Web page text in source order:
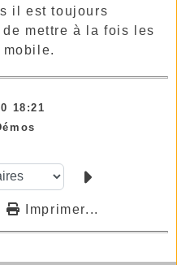
il est toujours
mettre à la fois les
18:21
Imprimer...